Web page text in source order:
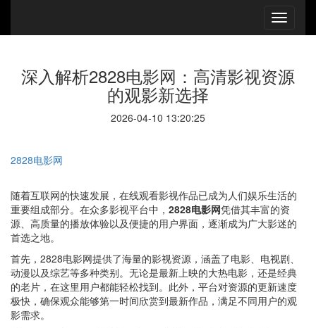
深入解析2828电影网：高清影视资源
的观影新选择
2026-04-10 13:20:25
2828电影网
随着互联网的快速发展，在线观看影视作品已成为人们娱乐生活的
重要组成部分。在众多影视平台中， 2828电影网凭借其丰富的资
源、高质量的播放体验以及便捷的用户界面，逐渐成为广大影迷的
首选之地。
首先，2828电影网提供了海量的影视资源，涵盖了电影、电视剧、
动漫以及综艺等多种类别。无论是最新上映的大热电影，还是经典
的老片，在这里用户都能轻松找到。此外，平台对资源的更新速度
极快，确保观众能够第一时间欣赏到最新作品，满足不同用户的观
影需求。